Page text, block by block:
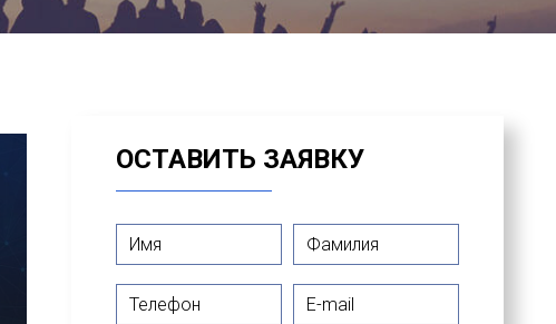
ОСТАВИТЬ ЗАЯВКУ
Телефон